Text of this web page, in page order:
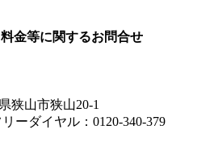
金等に関するお問合せ
狭山市狭山20-1
リーダイヤル：0120-340-379